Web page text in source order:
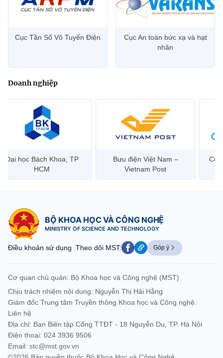
Cục Tần Số Vô Tuyến Điện
Cục An toàn bức xạ và hạt
nhân
Doanh nghiệp
Bưu điện Việt Nam –
Vietnam Post
Công ty Cổ phần Hạ tầng
Viễn Thông CMC
BỘ KHOA HỌC VÀ CÔNG NGHỆ
MINISTRY OF SCIENCE AND TECHNOLOGY
Điều khoản sử dụng Theo dõi MST: Góp ý
Cơ quan chủ quản: Bộ Khoa học và Công nghệ (MST)
Chịu trách nhiệm nội dung: Nguyễn Thị Hải Hằng
Giám đốc Trung tâm Truyền thông Khoa học và Công nghệ.
Liên hệ
Địa chỉ: Ban Biên tập Cổng TTĐT - 18 Nguyễn Du, TP. Hà Nội
Điện thoại: 024 3936 9506
Email: stc@mst.gov.vn